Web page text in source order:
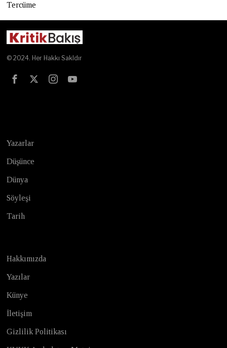
Tercüme
© 2024. Her Hakkı Sakldır
Yazarlar
Düşünce
Dünya
Söyleşi
Tarih
Hakkımızda
Yazılar
Künye
İletişim
Gizlilik Politikası